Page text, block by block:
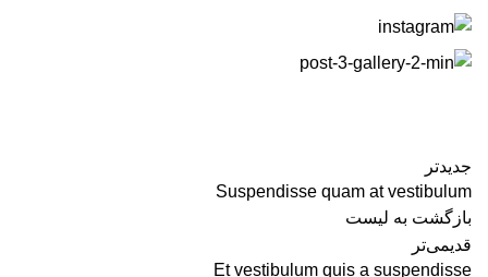
جدیدتر
Suspendisse quam at vestibulum
بازگشت به لیست
قدیمی‌تر
Et vestibulum quis a suspendisse